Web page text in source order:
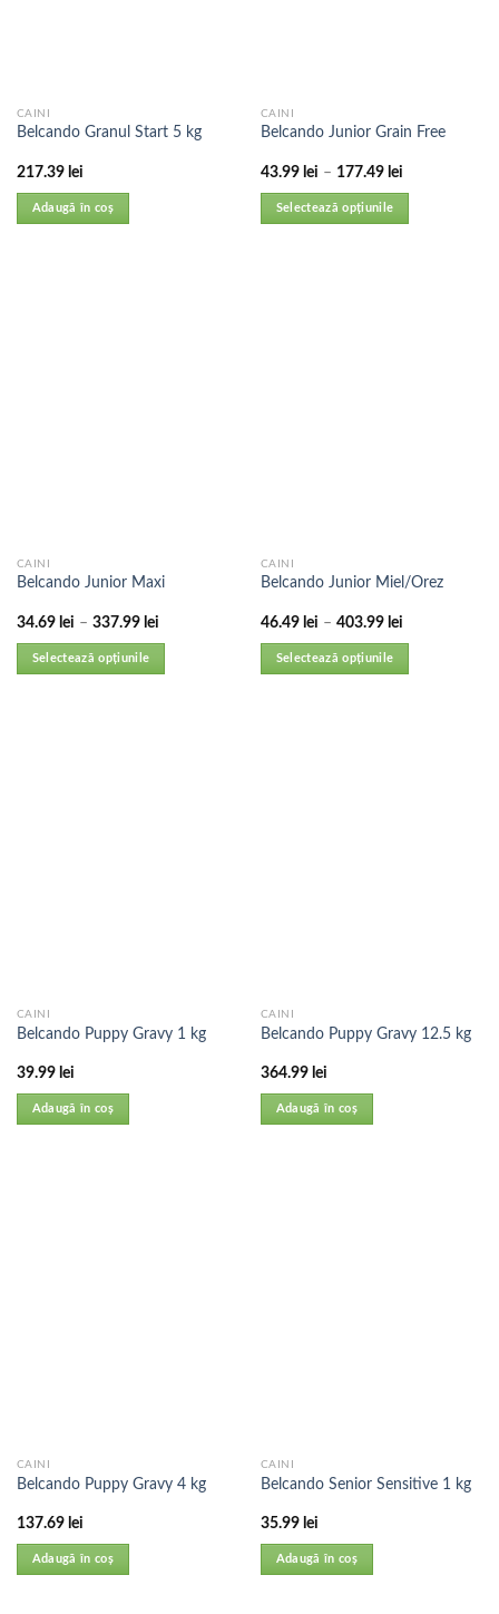
CAINI
Belcando Granul Start 5 kg
217.39 lei
Adaugă în coș
CAINI
Belcando Junior Grain Free
43.99 lei – 177.49 lei
Selectează opțiunile
CAINI
Belcando Junior Maxi
34.69 lei – 337.99 lei
Selectează opțiunile
CAINI
Belcando Junior Miel/Orez
46.49 lei – 403.99 lei
Selectează opțiunile
CAINI
Belcando Puppy Gravy 1 kg
39.99 lei
Adaugă în coș
CAINI
Belcando Puppy Gravy 12.5 kg
364.99 lei
Adaugă în coș
CAINI
Belcando Puppy Gravy 4 kg
137.69 lei
Adaugă în coș
CAINI
Belcando Senior Sensitive 1 kg
35.99 lei
Adaugă în coș